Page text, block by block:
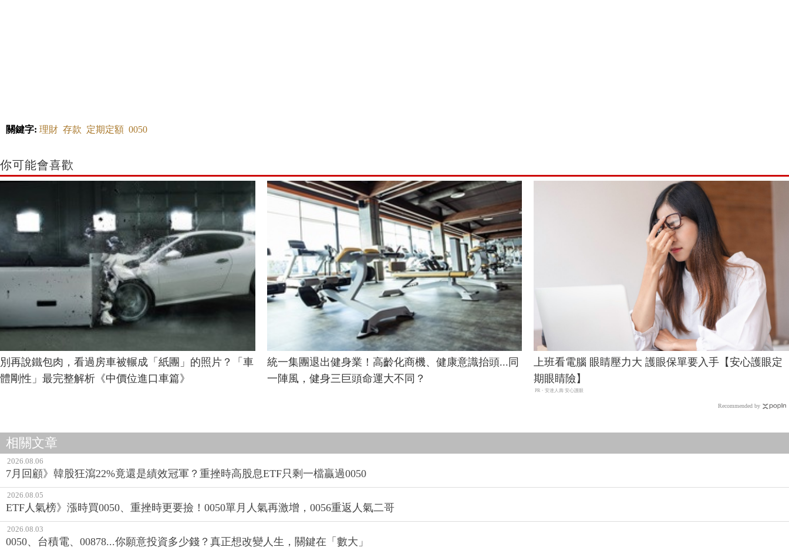
關鍵字: 理財 存款 定期定額 0050
你可能會喜歡
別再說鐵包肉，看過房車被輾成「紙團」的照片？「車
體剛性」最完整解析《中價位進口車篇》
統一集團退出健身業！高齡化商機、健康意識抬頭...同
一陣風，健身三巨頭命運大不同？
上班看電腦 眼睛壓力大 護眼保單要入手【安心護眼定
期眼睛險】
PR・安達人壽 安心護眼
Recommended by
相關文章
2026.08.06
7月回顧》韓股狂瀉22%竟還是績效冠軍？重挫時高股息ETF只剩一檔贏過0050
2026.08.05
ETF人氣榜》漲時買0050、重挫時更要撿！0050單月人氣再激增，0056重返人氣二哥
2026.08.03
0050、台積電、00878...你願意投資多少錢？真正想改變人生，關鍵在「數大」